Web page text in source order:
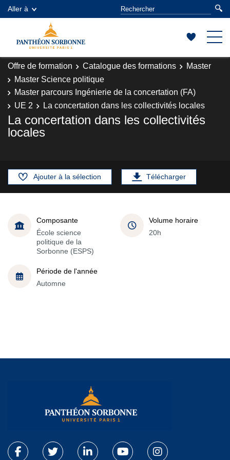
Aller à
Offre de formation Catalogue des formations
Master
Master Science politique
Master parcours Ingénierie de la concertation (FA)
UE 2
La concertation dans les collectivités locales
La concertation dans les collectivités
locales
Ajouter à la sélection Télécharger
Composante
École science
politique de la
Sorbonne (ESPS)
Volume horaire
20h
Période de l'année
Automne